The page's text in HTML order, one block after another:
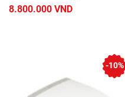
8.800.000 VND
-10%